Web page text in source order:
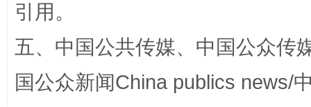
引用。
五、中国公共传媒、中国公众传
国公众新闻China publics news/